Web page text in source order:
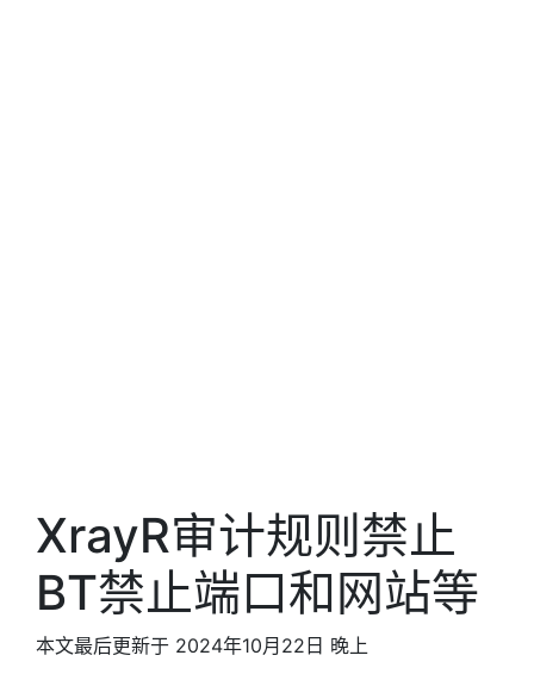
XrayR审计规则禁止
BT禁止端口和网站等
本文最后更新于 2024年10月22日 晚上